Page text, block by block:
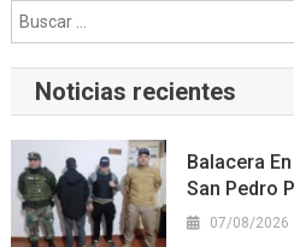
Noticias recientes
Balacera
San Pedro
07/08/2026